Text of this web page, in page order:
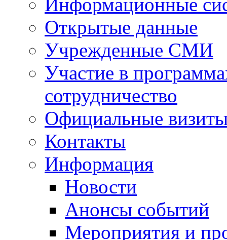
Открытые данные
Учрежденные СМИ
Участие в
сотрудничество
Официальные
Контакты
Информация
Новости
Анонсы событий
Мероприятия и